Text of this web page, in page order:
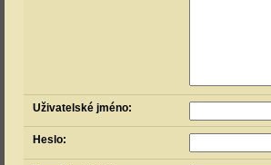
Uživatelské jméno:
Heslo: